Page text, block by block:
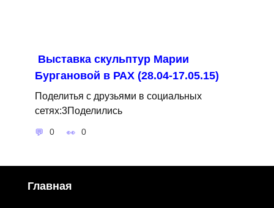
Выставка скульптур Марии
Бургановой в РАХ (28.04-17.05.15)
Поделитья с друзьями в социальных
сетях:3Поделились
0 0
Главная